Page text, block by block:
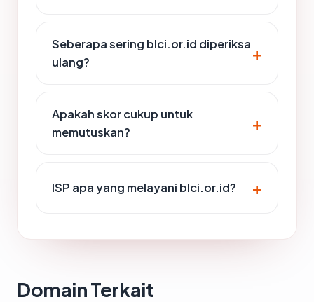
Seberapa sering blci.or.id diperiksa
ulang?
Apakah skor cukup untuk
memutuskan?
ISP apa yang melayani blci.or.id?
Domain Terkait